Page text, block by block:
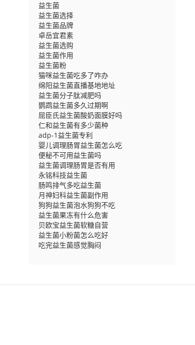
益生菌
益生菌选择
益生菌品牌
卓岳宜君素
益生菌选购
益生菌作用
益生菌粉
猫咪益生菌吃多了咋办
绵阳益生菌直播基地地址
益生菌分子肽减肥吗
鹦鹉益生菌多久过期啊
屈臣氏益生菌酸奶面膜好吗
仁和益生菌有多少菌种
adp-1益生菌专利
婴儿调理肠胃益生菌怎么吃
便秘不可用益生菌吗
益生菌调理肠胃是否有用
永铭科技益生菌
肠鸣排气多吃益生菌
月神妇科益生菌副作用
狗狗益生菌泡水狗狗不吃
益生菌果冻有什么危害
贝欧宝益生菌软糖自营
益生菌小粉菌怎么吃好
吃完益生菌感觉胸闷